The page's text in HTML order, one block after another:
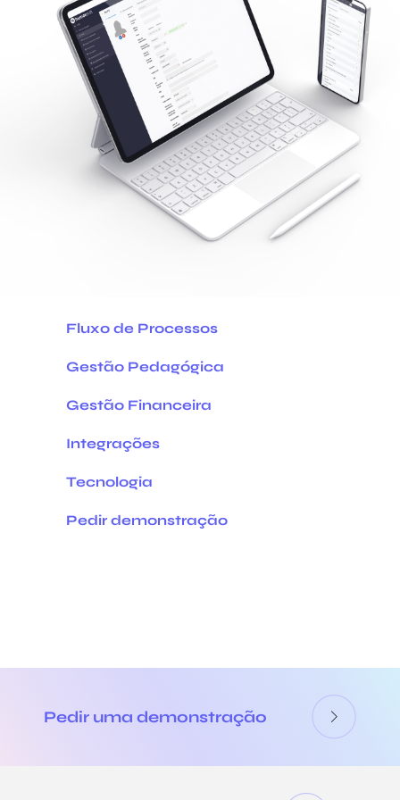
Fluxo de Processos
Gestão Pedagógica
Gestão Financeira
Integrações
Tecnologia
Pedir demonstração
Pedir uma demonstração